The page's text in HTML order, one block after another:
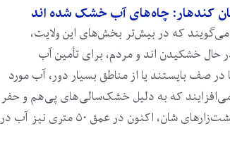
کندهار: چاه‌های آب خشک شده اند
می‌گویند که در بیش‌تر بخش‌های این ولایت،
حال خشکیدن اند و مردم، برای تأمین آب
در صف بایستند یا از مناطق بسیار دور، آب مورد
می‌افزایند که به دلیل خشک‌سالی‌های پی‌هم و حفر
چاه‌های عمیق برای آبیاری کشت‌زارهای شان، اکنون در عمق ۵۰ متری نیز آب در